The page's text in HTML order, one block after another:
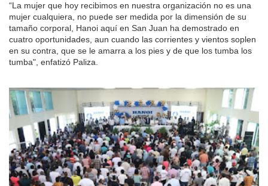
“La mujer que hoy recibimos en nuestra organización no es una
mujer cualquiera, no puede ser medida por la dimensión de su
tamaño corporal, Hanoi aquí en San Juan ha demostrado en
cuatro oportunidades, aun cuando las corrientes y vientos soplen
en su contra, que se le amarra a los pies y de que los tumba los
tumba", enfatizó Paliza.